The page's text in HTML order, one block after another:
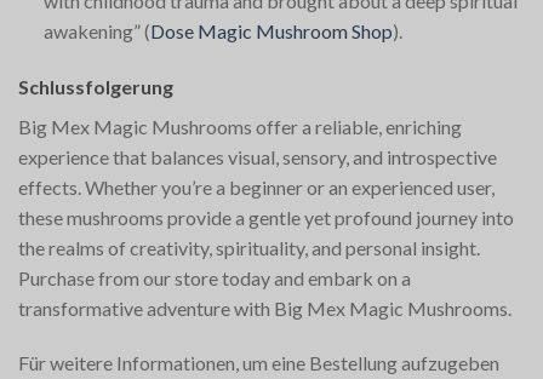
awakening”​(Dose Magic Mushroom Shop)
Schlussfolgerung
Big Mex Magic Mushrooms offer a reliable, enriching
experience that balances visual, sensory, and introspective
effects. Whether you’re a beginner or an experienced user,
these mushrooms provide a gentle yet profound journey into
the realms of creativity, spirituality, and personal insight.
Purchase from our store today and embark on a
transformative adventure with Big Mex Magic Mushrooms.
Für weitere Informationen, um eine Bestellung aufzugeben